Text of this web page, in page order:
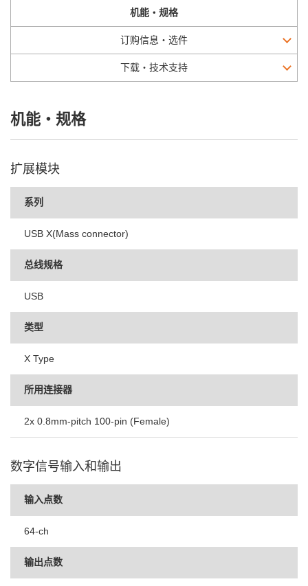
机能・规格
订购信息・选件
下载・技术支持
机能・规格
扩展模块
系列
USB X(Mass connector)
总线规格
USB
类型
X Type
所用连接器
2x 0.8mm-pitch 100-pin (Female)
数字信号输入和输出
输入点数
64-ch
输出点数